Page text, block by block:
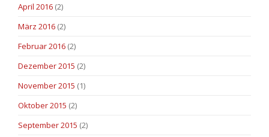
April 2016 (2)
März 2016 (2)
Februar 2016 (2)
Dezember 2015 (2)
November 2015 (1)
Oktober 2015 (2)
September 2015 (2)